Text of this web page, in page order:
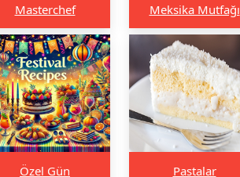
Masterchef Meksika Mutfağı
Özel Gün Pastalar